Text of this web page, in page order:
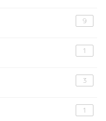
9
1
3
1